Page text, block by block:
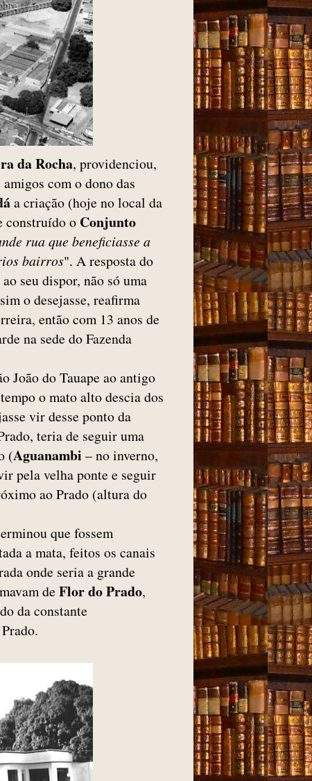
da Rocha, providenciou,
com o dono das
a criação (hoje no local da
construído o Conjunto
rua que beneficiasse a
bairros". A resposta do
seu dispor, não só uma
o desejasse, reafirma
então com 13 anos de
na sede do Fazenda
João do Tauape ao antigo
o mato alto descia dos
vir desse ponto da
teria de seguir uma
(Aguanambi – no inverno,
pela velha ponte e seguir
ao Prado (altura do
que fossem
a mata, feitos os canais
onde seria a grande
de Flor do Prado,
da constante